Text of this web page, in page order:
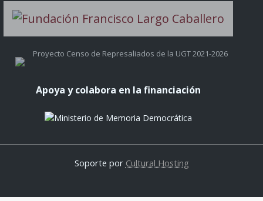
Proyecto Censo de Represaliados de la UGT 2021-2026
Apoya y colabora en la financiación
Soporte por Cultural Hosting